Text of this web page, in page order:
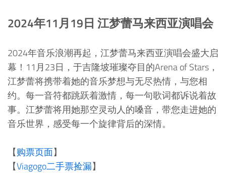
2024年11月19日 江梦蕾马来西亚演唱会
2024年音乐浪潮再起，江梦蕾马来西亚演唱会盛大启
幕！11月23日，于吉隆坡璀璨夺目的Arena of Stars，
江梦蕾将携带着她的音乐梦想与无尽热情，与您相
约。每一音符都跳跃着激情，每一句歌词都诉说着故
事。江梦蕾将用她那空灵动人的嗓音，带您走进她的
音乐世界，感受每一个旋律背后的深情。
【购票页面】
【Viagogo二手票捡漏】